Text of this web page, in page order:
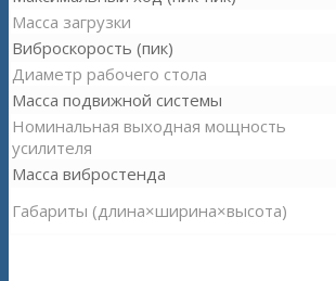
Масса загрузки
Виброскорость (пик)
Диаметр рабочего стола
Масса подвижной системы
Номинальная выходная мощность
усилителя
Масса вибростенда
Габариты (длина×ширина×высота)